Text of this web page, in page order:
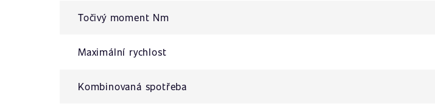
Točivý moment Nm
Maximální rychlost
Kombinovaná spotřeba